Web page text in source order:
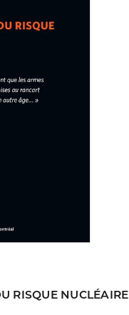
RISQUE NUCLÉAIRE